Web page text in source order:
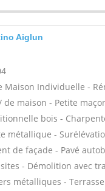
Aiglun
Maison Individuelle -
de maison - Petite
bois -
métallique -
de façade - Pavé
- Démolition avec
métalliques -